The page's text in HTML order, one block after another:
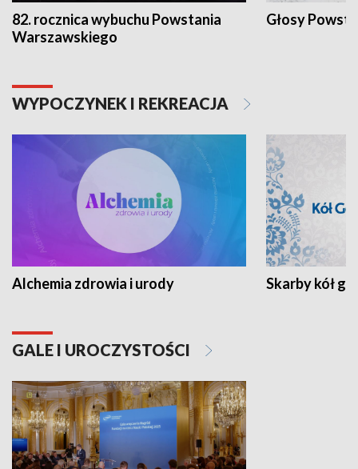
82. rocznica wybuchu Powstania
Warszawskiego
Głosy
WYPOCZYNEK I REKREACJA
Alchemia zdrowia i urody Skarby kół
GALE I UROCZYSTOŚCI